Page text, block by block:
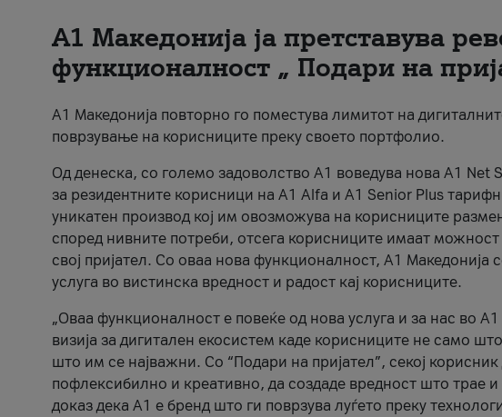
А1 Македонија ја претставува
функционалност „ Подари на
А1 Македонија повторно го поместува лимитот на
поврзување на корисниците преку своето портфолио.
Од денеска, со големо задоволство А1 воведува нова A1 Net
за резидентните корисници на А1 Alfa и A1 Senior Plus
уникатен производ кој им овозможува на корисниците
според нивните потреби, отсега корисниците имаат можност
свој пријател. Со оваа нова функционалност, А1 Македонија
услуга во вистинска вредност и радост кај корисниците.
„Оваа функционалност е повеќе од нова услуга и за нас во
визија за дигитален екосистем каде корисниците не само
што им се најважни. Со “Подари на пријател”, секој
пофлексибилно и креативно, да создаде вредност што трае
доказ дека А1 е бренд што ги поврзува луѓето преку